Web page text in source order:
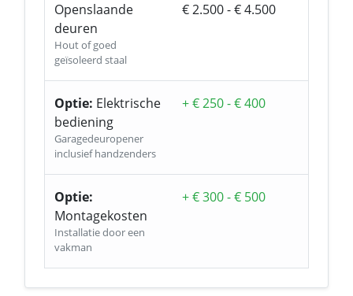
Openslaande
deuren
Hout of goed
geïsoleerd staal
€ 2.500 - € 4.500
Optie: Elektrische
bediening
Garagedeuropener
inclusief handzenders
+ € 250 - € 400
Optie:
Montagekosten
Installatie door een
vakman
+ € 300 - € 500